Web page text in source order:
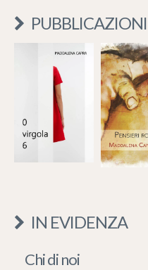
PUBBLICAZIONI
IN EVIDENZA
Chi di noi